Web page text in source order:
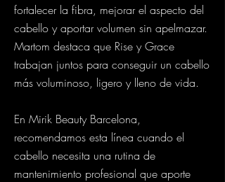
fortalecer la fibra, mejorar el aspecto del
cabello y aportar volumen sin apelmazar.
Martom destaca que Rise y Grace
trabajan juntos para conseguir un cabello
más voluminoso, ligero y lleno de vida.
En Mirik Beauty Barcelona,
recomendamos esta línea cuando el
cabello necesita una rutina de
mantenimiento profesional que aporte